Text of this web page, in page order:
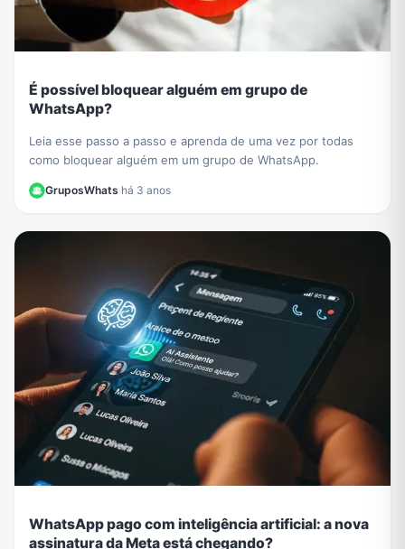
É possível bloquear alguém em grupo de
WhatsApp?
Leia esse passo a passo e aprenda de uma vez por todas
como bloquear alguém em um grupo de WhatsApp.
GruposWhats·há 3 anos
WhatsApp pago com inteligência artificial: a nova
assinatura da Meta está chegando?